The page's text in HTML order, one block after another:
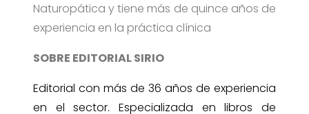
Naturopática y tiene más de quince años de
experiencia en la práctica clínica
SOBRE EDITORIAL SIRIO
Editorial con más de 36 años de experiencia
en el sector. Especializada en libros de